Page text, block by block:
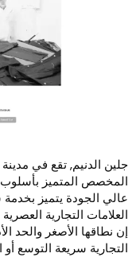
الدنيم, تقع في مدينة
المتميز بأسلوب
الجودة يتميز بخدمة
التجارية العصرية
نطاقها الأصغر والحد
سريعة التوسع أو